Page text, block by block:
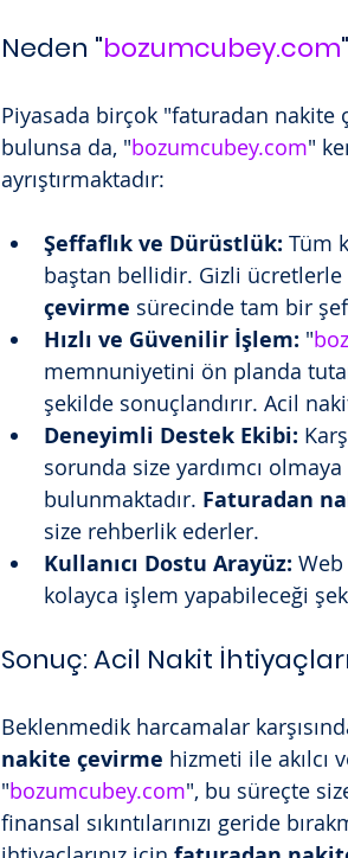
Neden "bozumcubey.com
Piyasada birçok "faturadan
bulunsa da, "bozumcubey.com"
ayrıştırmaktadır:
Şeffaflık ve Dürüstlük: Tüm
baştan bellidir. Gizli ücretlerle
çevirme sürecinde tam bir
Hızlı ve Güvenilir İşlem: "
memnuniyetini ön planda
şekilde sonuçlandırır. Acil
Deneyimli Destek Ekibi:
sorunda size yardımcı
bulunmaktadır. Faturadan
size rehberlik ederler.
Kullanıcı Dostu Arayüz:
kolayca işlem yapabileceği
Sonuç: Acil Nakit
Beklenmedik harcamalar
nakite çevirme hizmeti ile akılcı
"bozumcubey.com", bu süreçte
finansal sıkıntılarınızı geride